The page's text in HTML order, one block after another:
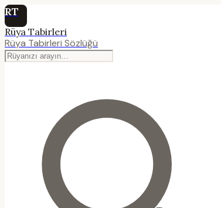
RT
Rüya Tabirleri
Rüya Tabirleri Sözlüğü